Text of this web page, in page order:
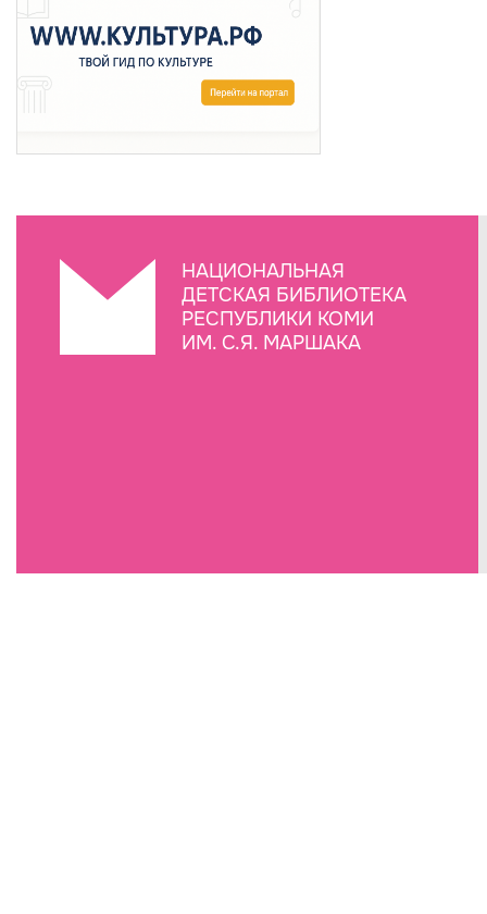
НАЦИОНАЛЬНАЯ
ДЕТСКАЯ БИБЛИОТЕКА
РЕСПУБЛИКИ КОМИ
ИМ. С.Я. МАРШАКА